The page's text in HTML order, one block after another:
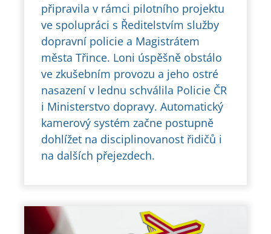
připravila v rámci pilotního projektu
ve spolupráci s Ředitelstvím služby
dopravní policie a Magistrátem
města Třince. Loni úspěšně obstálo
ve zkušebním provozu a jeho ostré
nasazení v lednu schválila Policie ČR
i Ministerstvo dopravy. Automatický
kamerový systém začne postupně
dohlížet na disciplinovanost řidičů i
na dalších přejezdech.